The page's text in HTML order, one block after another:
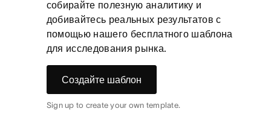
собирайте полезную аналитику и
добивайтесь реальных результатов с
помощью нашего бесплатного шаблона
для исследования рынка.
Создайте шаблон
Sign up to create your own template.